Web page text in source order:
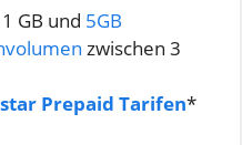
GB und 5GB
zwischen 3
Prepaid Tarifen*